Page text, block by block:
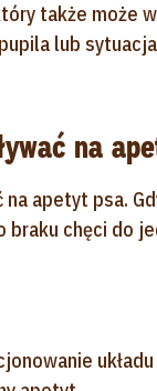
także może
lub
na
na apetyt psa.
braku chęci do